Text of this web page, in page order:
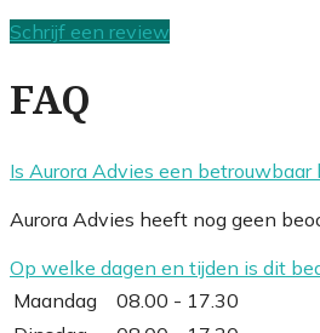
Schrijf een review
FAQ
Is Aurora Advies een betrouwbaar
Aurora Advies heeft nog geen
Op welke dagen en tijden is dit
Maandag
08.00 - 17.30